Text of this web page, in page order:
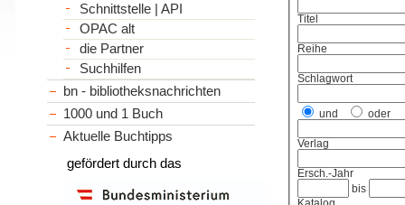
Titel
Reihe
Schlagwort
und oder
Verlag
Ersch.-Jahr
bis
Schnittstelle | API
OPAC alt
die Partner
Suchhilfen
bn - bibliotheksnachrichten
1000 und 1 Buch
Aktuelle Buchtipps
gefördert durch das